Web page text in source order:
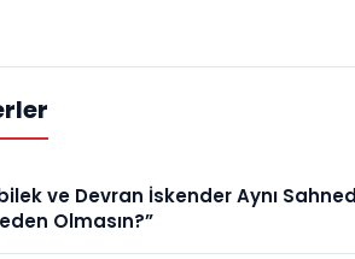
ve Devran İskender Aynı
Olmasın?”